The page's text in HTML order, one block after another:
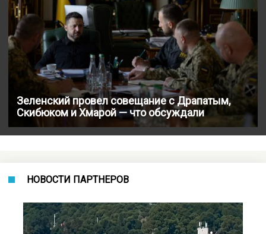
Зеленский провел совещание с Драпатым,
Скибюком и Хмарой — что обсуждали
НОВОСТИ ПАРТНЕРОВ